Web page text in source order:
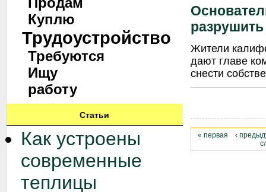
Куплю
Трудоустройство
Требуются
Ищу
работу
Статьи
Как устроены
современные
теплицы
Жители
дают главе
снести
« первая
‹